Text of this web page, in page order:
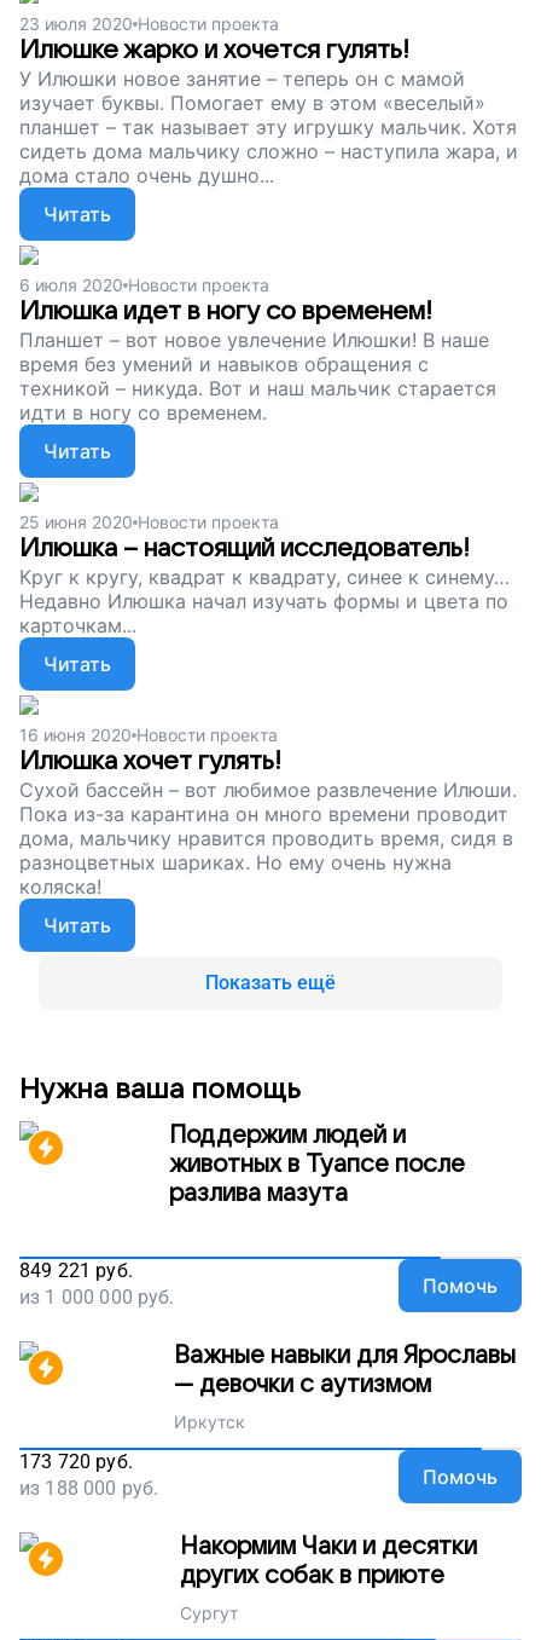
23 июля 2020 Новости проекта
Илюшке жарко и хочется гулять!
У Илюшки новое занятие – теперь он с мамой
изучает буквы. Помогает ему в этом «веселый»
планшет – так называет эту игрушку мальчик. Хотя
сидеть дома мальчику сложно – наступила жара, и
дома стало очень душно...
Читать
6 июля 2020 Новости проекта
Илюшка идет в ногу со временем!
Планшет – вот новое увлечение Илюшки! В наше
время без умений и навыков обращения с
техникой – никуда. Вот и наш мальчик старается
идти в ногу со временем.
Читать
25 июня 2020 Новости проекта
Илюшка – настоящий исследователь!
Круг к кругу, квадрат к квадрату, синее к синему…
Недавно Илюшка начал изучать формы и цвета по
карточкам...
Читать
16 июня 2020 Новости проекта
Илюшка хочет гулять!
Сухой бассейн – вот любимое развлечение Илюши.
Пока из-за карантина он много времени проводит
дома, мальчику нравится проводить время, сидя в
разноцветных шариках. Но ему очень нужна
коляска!
Читать
Показать ещё
Нужна ваша помощь
Поддержим людей и
животных в Туапсе после
разлива мазута
849 221 руб.
из 1 000 000 руб. Помочь
Важные навыки для Ярославы
— девочки с аутизмом
Иркутск
173 720 руб.
из 188 000 руб. Помочь
Накормим Чаки и десятки
других собак в приюте
Сургут